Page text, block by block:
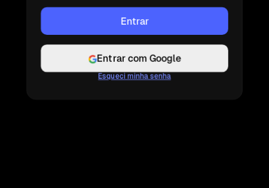
Entrar com Google
Esqueci minha senha